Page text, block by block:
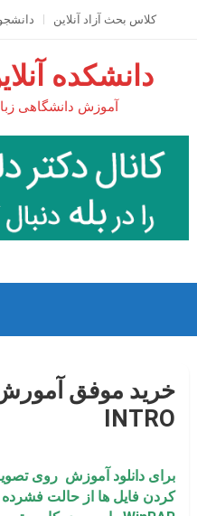
کلاس بحث آزاد آنلاين
دانشکده
آموزش دانشگاهی
INTRO
برای دانلود آموزش روی